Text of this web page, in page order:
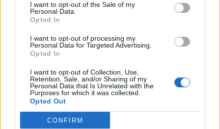
I want to opt-out of the Sale of my
Personal Data.
Opted In
I want to opt-out of processing my
Personal Data for Targeted Advertising.
Opted In
I want to opt-out of Collection, Use,
Retention, Sale, and/or Sharing of my
Personal Data that Is Unrelated with the
Purposes for which it was collected.
Opted Out
CONFIRM